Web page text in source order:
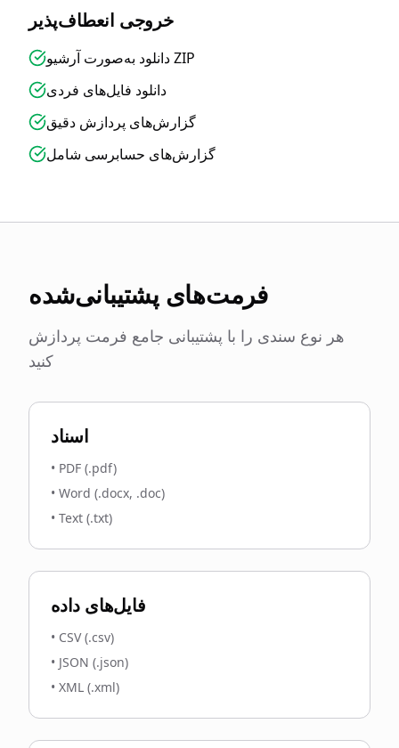
خروجی انعطاف‌پذیر
دانلود به‌صورت آرشیو ZIP
دانلود فایل‌های فردی
گزارش‌های پردازش دقیق
گزارش‌های حسابرسی شامل
فرمت‌های پشتیبانی‌شده
هر نوع سندی را با پشتیبانی جامع فرمت پردازش
کنید
اسناد
• PDF (.pdf)
• Word (.docx, .doc)
• Text (.txt)
فایل‌های داده
• CSV (.csv)
• JSON (.json)
• XML (.xml)